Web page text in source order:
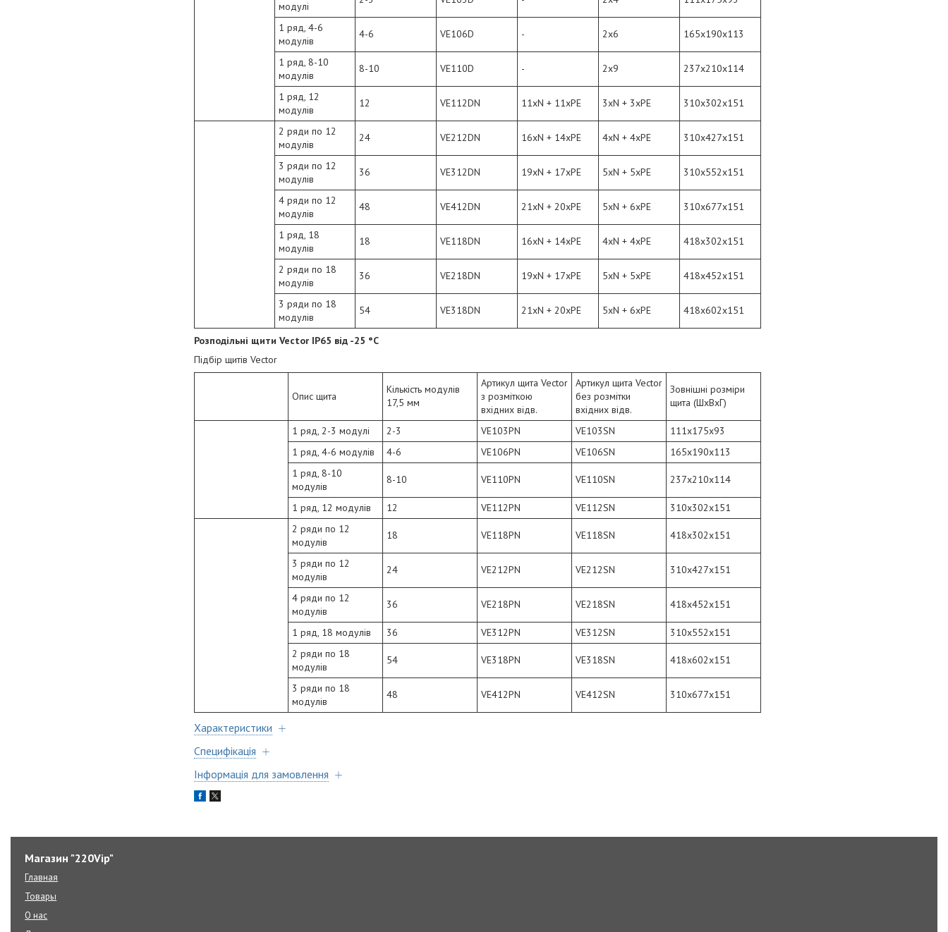
модулі
1 ряд, 4-6
модулів
4-6 VE106D - 2x6 165x190x113
1 ряд, 8-10
модулів
8-10 VE110D - 2x9 237x210x114
1 ряд, 12
модулів
12 VE112DN 11xN + 11xPE 3xN + 3xPE 310x302x151
2 ряди по 12
модулів
24 VE212DN 16xN + 14xPE 4xN + 4xPE 310x427x151
3 ряди по 12
модулів
36 VE312DN 19xN + 17xPE 5xN + 5xPE 310x552x151
4 ряди по 12
модулів
48 VE412DN 21xN + 20xPE 5xN + 6xPE 310x677x151
1 ряд, 18
модулів
18 VE118DN 16xN + 14xPE 4xN + 4xPE 418x302x151
2 ряди по 18
модулів
36 VE218DN 19xN + 17xPE 5xN + 5xPE 418x452x151
3 ряди по 18
модулів
54 VE318DN 21xN + 20xPE 5xN + 6xPE 418x602x151
Розподільні щити Vector IP65 від -25 °C
Підбір щитів Vector
Опис щита
Кількість модулів
17,5 мм
Артикул щита Vector
з розміткою
вхідних відв.
Артикул щита Vector
без розмітки
вхідних відв.
Зовнішні розміри
щита (ШхВхГ)
1 ряд, 2-3 модулі 2-3 VE103PN VE103SN
111x175x93
1 ряд, 4-6 модулів
4-6 VE106PN VE106SN
165x190x113
1 ряд, 8-10
модулів
8-10 VE110PN VE110SN 237x210x114
1 ряд, 12 модулів 12 VE112PN VE112SN
310x302x151
2 ряди по 12
модулів
18 VE118PN VE118SN 418x302x151
3 ряди по 12
модулів
24 VE212PN VE212SN 310x427x151
4 ряди по 12
модулів
36 VE218PN VE218SN 418x452x151
1 ряд, 18 модулів 36 VE312PN VE312SN
310x552x151
2 ряди по 18
модулів
54 VE318PN VE318SN 418x602x151
3 ряди по 18
модулів
48 VE412PN VE412SN 310x677x151
Характеристики
Специфікація
Інформація для замовлення
Магазин "220Vip"
Главная
Товары
О нас